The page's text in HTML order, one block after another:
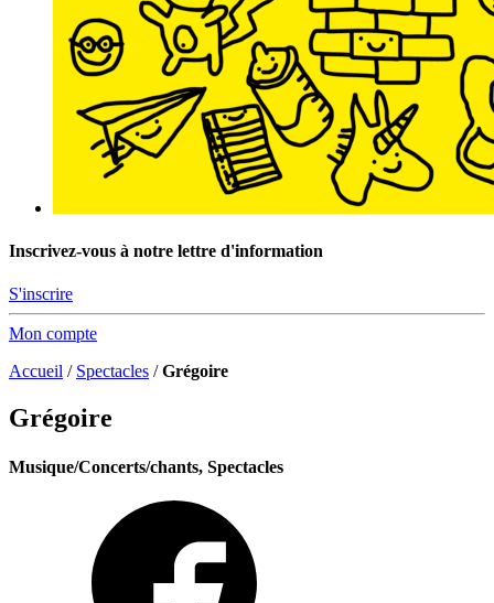
Inscrivez-vous à notre lettre d'information
S'inscrire
Mon compte
Accueil / Spectacles /Grégoire
Grégoire
Musique/Concerts/chants, Spectacles